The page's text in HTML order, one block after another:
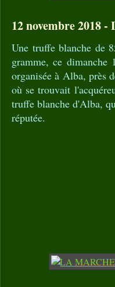
12 novembre 2018
Une truffe blanche de
gramme, ce dimanche
organisée à Alba, près
où se trouvait
truffe blanche d'Alba,
réputée.